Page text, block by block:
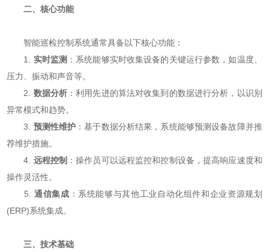
二、核心功能
智能巡检控制系统通常具备以下核心功能：
1. 实时监测 ：系统能够实时收集设备的关键运行参数，如温度、
压力、振动和声音等。
2. 数据分析 ：利用先进的算法对收集到的数据进行分析，以识别
异常模式和趋势。
3. 预测性维护 ：基于数据分析结果，系统能够预测设备故障并推
荐维护措施。
4. 远程控制 ：操作员可以远程监控和控制设备，提高响应速度和
操作灵活性。
5.通信集成 ：系统能够与其他工业自动化组件和企业资源规划
(ERP)系统集成。
三、技术基础